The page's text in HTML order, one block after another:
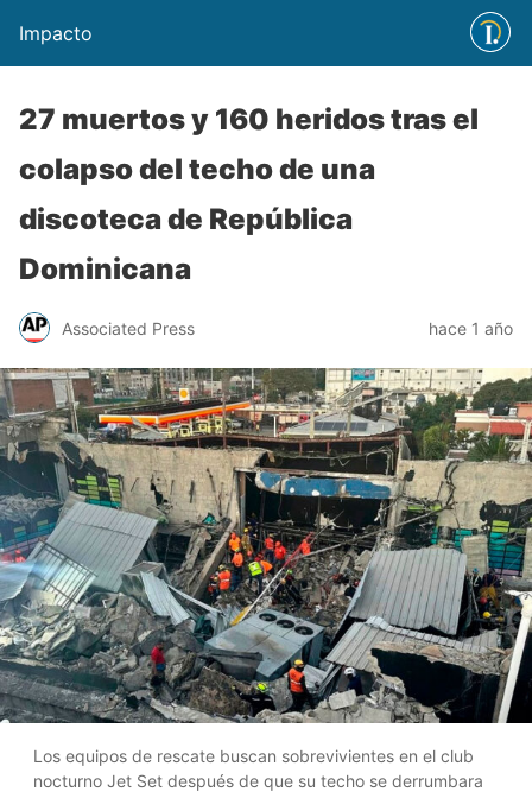
Impacto
27 muertos y 160 heridos tras el
colapso del techo de una
discoteca de República
Dominicana
Associated Press hace 1 año
Los equipos de rescate buscan sobrevivientes en el club
nocturno Jet Set después de que su techo se derrumbara